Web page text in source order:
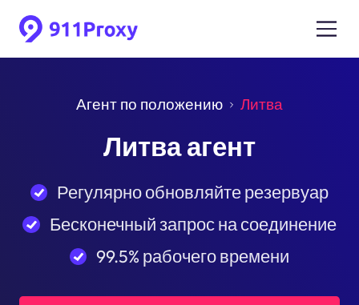
Агент по положению Литва
Литва агент
Регулярно обновляйте резервуар
Бесконечный запрос на соединение
99.5% рабочего времени